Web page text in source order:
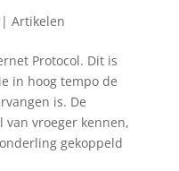
Artikelen
Protocol. Dit is
in hoog tempo de
is. De
van vroeger kennen,
gekoppeld